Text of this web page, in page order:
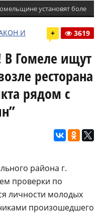
установят более
И
+ 3619
Гомеле ищут
ресторана
рядом с
района г.
проверки по
личности молодых
произошедшего